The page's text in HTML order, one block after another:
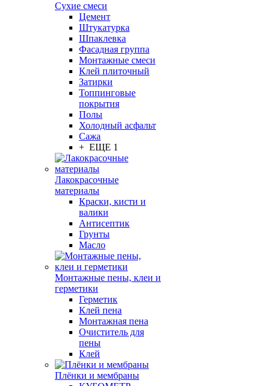
Сухие смеси
Цемент
Штукатурка
Шпаклевка
Фасадная группа
Монтажные смеси
Клей плиточный
Затирки
Топпинговые
покрытия
Полы
Холодный асфальт
Сажа
+ ЕЩЕ 1
Лакокрасочные
материалы
Краски, кисти и
валики
Антисептик
Грунты
Масло
Монтажные пены, клеи и
герметики
Герметик
Клей пена
Монтажная пена
Очиститель для
пены
Клей
Плёнки и мембраны